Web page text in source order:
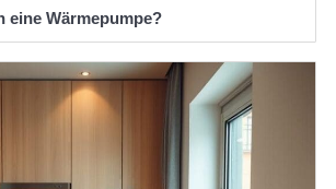
eine Wärmepumpe?